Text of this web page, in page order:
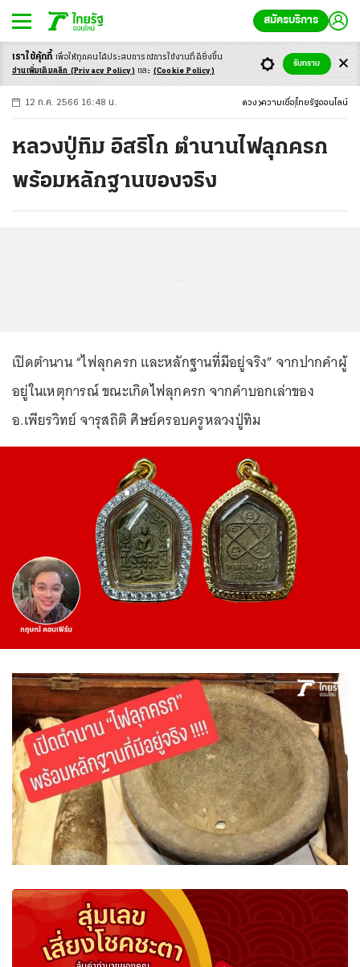
สมัครบริการ
-ก ก ก+
12 ก.ค. 2566 16:48 น. ดวง ความเชื่อ ไทยรัฐออนไลน์
หลวงปู่ทิม อิสริโก ตำนานไฟลุกครก
พร้อมหลักฐานของจริง
เปิดตำนาน “ไฟลุกครก และหลักฐานที่มีอยู่จริง” จากปากคำผู้
อยู่ในเหตุการณ์ ขณะเกิดไฟลุกครก จากคำบอกเล่าของ
อ.เพียรวิทย์ จารุสถิติ ศิษย์ครอบครูหลวงปู่ทิม
เราใช้คุ้กกี้ เพื่อให้ทุกคนได้ประสบการณ์การใช้งานที่ดียิ่งขึ้น
อ่านเพิ่มเติมคลิก (Privacy Policy) และ (Cookie Policy)
รับทราบ